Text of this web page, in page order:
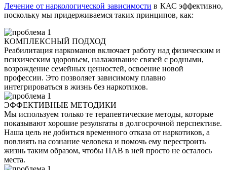
Лечение от наркологической зависимости в КАС эффективно,
поскольку мы придерживаемся таких принципов, как:
КОМПЛЕКСНЫЙ ПОДХОД
Реабилитация наркоманов включает работу над физическим и
психическим здоровьем, налаживание связей с родными,
возрождение семейных ценностей, освоение новой
профессии. Это позволяет зависимому плавно
интегрироваться в жизнь без наркотиков.
ЭФФЕКТИВНЫЕ МЕТОДИКИ
Мы используем только те терапевтические методы, которые
показывают хорошие результаты в долгосрочной перспективе.
Наша цель не добиться временного отказа от наркотиков, а
повлиять на сознание человека и помочь ему перестроить
жизнь таким образом, чтобы ПАВ в ней просто не осталось
места.